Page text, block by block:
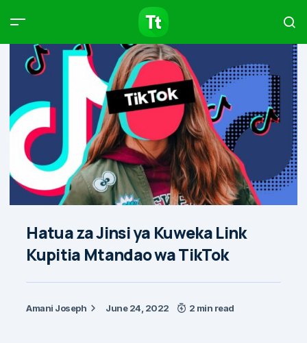
Hatua za Jinsi ya Kuweka Link
Kupitia Mtandao wa TikTok
Amani Joseph June 24, 2022 2 min read
Products Articles
Type to start searching…